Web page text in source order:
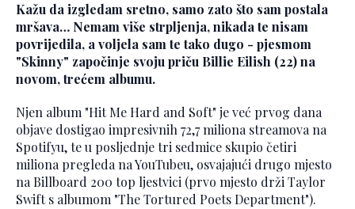
Kažu da izgledam sretno, samo zato što sam postala
mršava… Nemam više strpljenja, nikada te nisam
povrijedila, a voljela sam te tako dugo - pjesmom
"Skinny" započinje svoju priču Billie Eilish (22) na
novom, trećem albumu.
Njen album "Hit Me Hard and Soft" je već prvog dana
objave dostigao impresivnih 72,7 miliona streamova na
Spotifyu, te u posljednje tri sedmice skupio četiri
miliona pregleda na YouTubeu, osvajajući drugo mjesto
na Billboard 200 top ljestvici (prvo mjesto drži Taylor
Swift s albumom "The Tortured Poets Department").